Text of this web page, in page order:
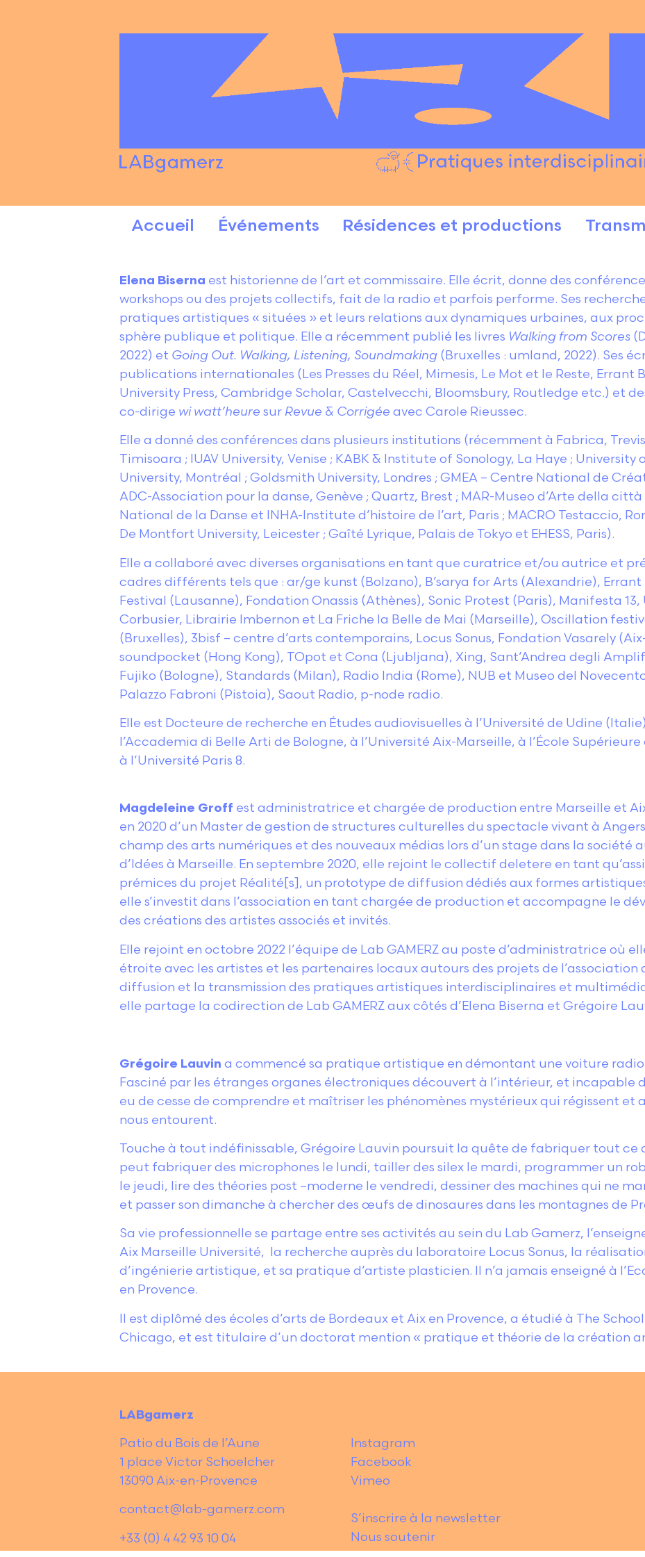
Accueil Événements Résidences et productions
Elena Biserna est historienne de l’art et commissaire. Elle écrit, donne des
workshops ou des projets collectifs, fait de la radio et parfois performe. Ses
pratiques artistiques « situées » et leurs relations aux dynamiques urbaines, aux
sphère publique et politique. Elle a récemment publié les livres Walking from Scores
2022) et Going Out. Walking, Listening, Soundmaking (Bruxelles : umland, 2022). Ses
publications internationales (Les Presses du Réel, Mimesis, Le Mot et le Reste, Errant
University Press, Cambridge Scholar, Castelvecchi, Bloomsbury, Routledge etc.) et
co-dirige wi watt’heure sur Revue & Corrigée avec Carole Rieussec.
Elle a donné des conférences dans plusieurs institutions (récemment à Fabrica,
Timisoara ; IUAV University, Venise ; KABK & Institute of Sonology, La Haye ;
University, Montréal ; Goldsmith University, Londres ; GMEA – Centre National de
ADC-Association pour la danse, Genève ; Quartz, Brest ; MAR-Museo d’Arte della
National de la Danse et INHA-Institute d’histoire de l’art, Paris ; MACRO Testaccio,
De Montfort University, Leicester ; Gaîté Lyrique, Palais de Tokyo et EHESS, Paris).
Elle a collaboré avec diverses organisations en tant que curatrice et/ou autrice et
cadres différents tels que : ar/ge kunst (Bolzano), B’sarya for Arts (Alexandrie), Errant
Festival (Lausanne), Fondation Onassis (Athènes), Sonic Protest (Paris), Manifesta
Corbusier, Librairie Imbernon et La Friche la Belle de Mai (Marseille), Oscillation
(Bruxelles), 3bisf – centre d’arts contemporains, Locus Sonus, Fondation Vasarely
soundpocket (Hong Kong), TOpot et Cona (Ljubljana), Xing, Sant’Andrea degli
Fujiko (Bologne), Standards (Milan), Radio India (Rome), NUB et Museo del
Palazzo Fabroni (Pistoia), Saout Radio, p-node radio.
Elle est Docteure de recherche en Études audiovisuelles à l’Université de Udine
l’Accademia di Belle Arti de Bologne, à l’Université Aix-Marseille, à l’École Supérieure
à l’Université Paris 8.
Magdeleine Groff est administratrice et chargée de production entre Marseille et
en 2020 d’un Master de gestion de structures culturelles du spectacle vivant à
champ des arts numériques et des nouveaux médias lors d’un stage dans la société
d’Idées à Marseille. En septembre 2020, elle rejoint le collectif deletere en tant
prémices du projet Réalité[s], un prototype de diffusion dédiés aux formes
elle s’investit dans l’association en tant chargée de production et accompagne le
des créations des artistes associés et invités.
Elle rejoint en octobre 2022 l’équipe de Lab GAMERZ au poste d’administratrice où
étroite avec les artistes et les partenaires locaux autours des projets de
diffusion et la transmission des pratiques artistiques interdisciplinaires et
elle partage la codirection de Lab GAMERZ aux côtés d’Elena Biserna et Grégoire
Grégoire Lauvin a commencé sa pratique artistique en démontant une voiture radio
Fasciné par les étranges organes électroniques découvert à l’intérieur, et incapable
eu de cesse de comprendre et maîtriser les phénomènes mystérieux qui régissent et
nous entourent.
Touche à tout indéfinissable, Grégoire Lauvin poursuit la quête de fabriquer tout ce
peut fabriquer des microphones le lundi, tailler des silex le mardi, programmer un
le jeudi, lire des théories post –moderne le vendredi, dessiner des machines qui ne
et passer son dimanche à chercher des œufs de dinosaures dans les montagnes de
Sa vie professionnelle se partage entre ses activités au sein du Lab Gamerz,
Aix Marseille Université, la recherche auprès du laboratoire Locus Sonus, la
d’ingénierie artistique, et sa pratique d’artiste plasticien. Il n’a jamais enseigné à
en Provence.
Il est diplômé des écoles d’arts de Bordeaux et Aix en Provence, a étudié à The
Chicago, et est titulaire d’un doctorat mention « pratique et théorie de la création
LABgamerz
Patio du Bois de l’Aune
1 place Victor Schoelcher
13090 Aix-en-Provence
contact@lab-gamerz.com
+33 (0) 4 42 93 10 04
Instagram
Facebook
Vimeo
S’inscrire à la newsletter
Nous soutenir